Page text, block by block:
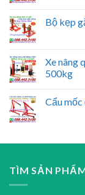
Bộ kẹp
Xe nâng
500kg
Cẩu
TÌM SẢN